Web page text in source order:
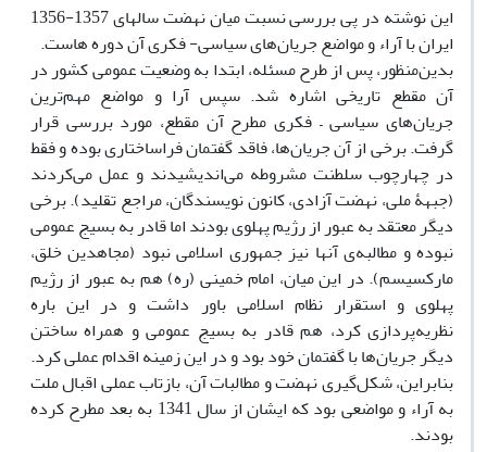
این نوشته در پی بررسی نسبت میان نهضت سال­های 1357-1356
ایران با آراء و مواضع جریان‌های سیاسی- فکری آن دوره هاست.
بدین‌منظور، پس از طرح مسئله، ابتدا به وضعیت عمومی کشور در
آن مقطع تاریخی اشاره شد. سپس آرا و مواضع مهم‌ترین
جریان‌های سیاسی – فکری مطرح آن مقطع، مورد بررسی قرار
گرفت. برخی از آن جریان‌ها، فاقد گفتمان فراساختاری بوده و فقط
در چهارچوب سلطنت مشروطه می‌اندیشیدند و عمل می‌کردند
(جبهۀ ملی، نهضت آزادی، کانون نویسندگان، مراجع تقلید). برخی
دیگر معتقد به عبور از رژیم پهلوی بودند اما قادر به بسیج عمومی
نبوده و مطالبه‌ی آنها نیز جمهوری اسلامی نبود (مجاهدین خلق،
مارکسیسم). در این میان، امام خمینی (ره) هم به عبور از رژیم
پهلوی و استقرار نظام اسلامی باور داشت و در این باره
نظریه‌‌پردازی کرد، هم قادر به بسیج عمومی و همراه ‌ساختن
دیگر جریان‌ها با گفتمان خود بود و در این زمینه اقدام عملی کرد.
بنابراین، شکل‌گیری نهضت و مطالبات آن، بازتاب عملی اقبال ملت
به آراء و مواضعی بود که ایشان از سال 1341 به بعد مطرح کرده
بودند.